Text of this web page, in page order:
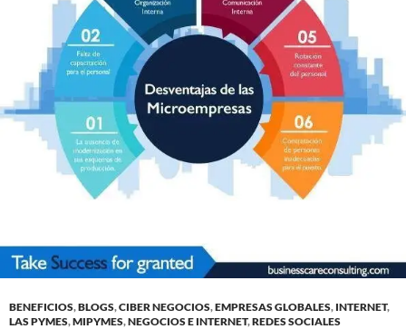
BENEFICIOS,BLOGS,CIBER NEGOCIOS,EMPRESAS GLOBALES, INTERNET,
LAS PYMES,MIPYMES,NEGOCIOS E INTERNET,REDES SOCIALES